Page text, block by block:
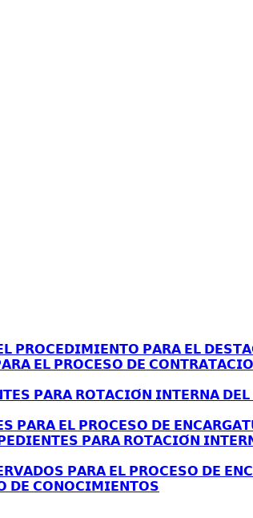
𝗣𝗥𝗢𝗖𝗘𝗗𝗜𝗠𝗜𝗘𝗡𝗧𝗢 𝗣𝗔𝗥𝗔 𝗘𝗟
𝗘𝗟 𝗣𝗥𝗢𝗖𝗘𝗦𝗢 𝗗𝗘
𝗣𝗔𝗥𝗔 𝗥𝗢𝗧𝗔𝗖𝗜𝗢́𝗡 𝗜𝗡𝗧𝗘𝗥𝗡𝗔
𝗣𝗔𝗥𝗔 𝗘𝗟 𝗣𝗥𝗢𝗖𝗘𝗦𝗢 𝗗𝗘
𝗣𝗔𝗥𝗔 𝗥𝗢𝗧𝗔𝗖𝗜𝗢́𝗡
𝗣𝗔𝗥𝗔 𝗘𝗟 𝗣𝗥𝗢𝗖𝗘𝗦𝗢 𝗗𝗘
𝗗𝗘 𝗖𝗢𝗡𝗢𝗖𝗜𝗠𝗜𝗘𝗡𝗧𝗢𝗦